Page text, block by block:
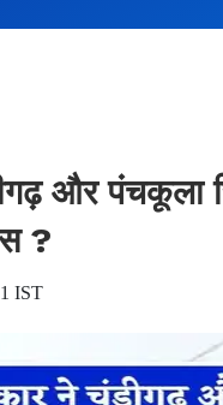
और पंचकूला
?
IST